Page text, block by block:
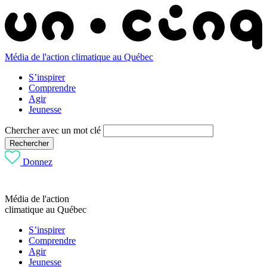
Média de l'action climatique au Québec
S’inspirer
Comprendre
Agir
Jeunesse
Chercher avec un mot clé
Rechercher
Donnez
Média de l'action
climatique au Québec
S’inspirer
Comprendre
Agir
Jeunesse